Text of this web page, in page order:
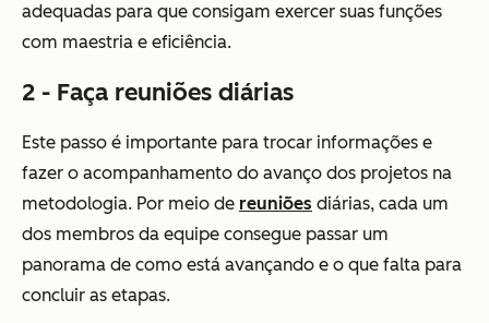
adequadas para que consigam exercer suas funções
com maestria e eficiência.
2 - Faça reuniões diárias
Este passo é importante para trocar informações e
fazer o acompanhamento do avanço dos projetos na
metodologia. Por meio de reuniões diárias, cada um
dos membros da equipe consegue passar um
panorama de como está avançando e o que falta para
concluir as etapas.